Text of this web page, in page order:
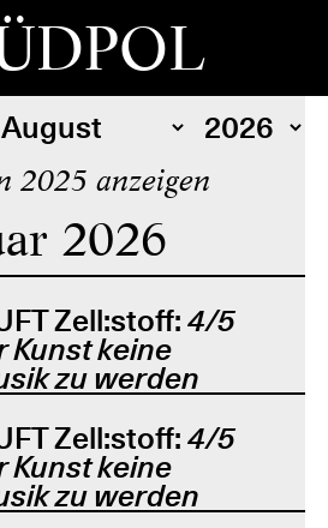
2025 anzeigen
2026
Zell:stoff: 4/5
Kunst keine
zu werden
Zell:stoff: 4/5
Kunst keine
zu werden